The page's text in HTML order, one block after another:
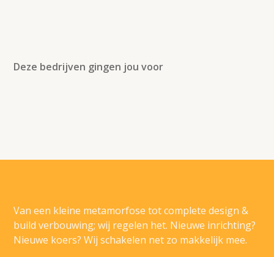
Deze bedrijven gingen jou voor
Van een kleine metamorfose tot complete design &
build verbouwing; wij regelen het. Nieuwe inrichting?
Nieuwe koers? Wij schakelen net zo makkelijk mee.